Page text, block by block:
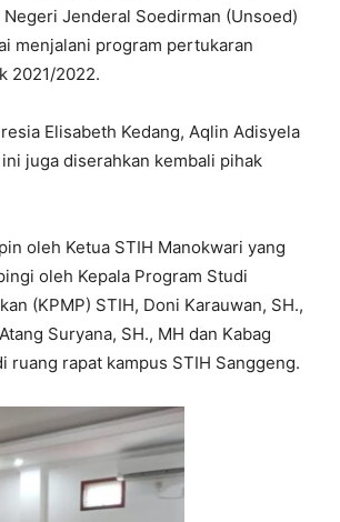
Jenderal Soedirman (Unsoed)
menjalani program pertukaran
2021/2022.
Elisabeth Kedang, Aqlin Adisyela
juga diserahkan kembali pihak
oleh Ketua STIH Manokwari yang
oleh Kepala Program Studi
(KPMP) STIH, Doni Karauwan, SH.,
Suryana, SH., MH dan Kabag
ruang rapat kampus STIH Sanggeng.